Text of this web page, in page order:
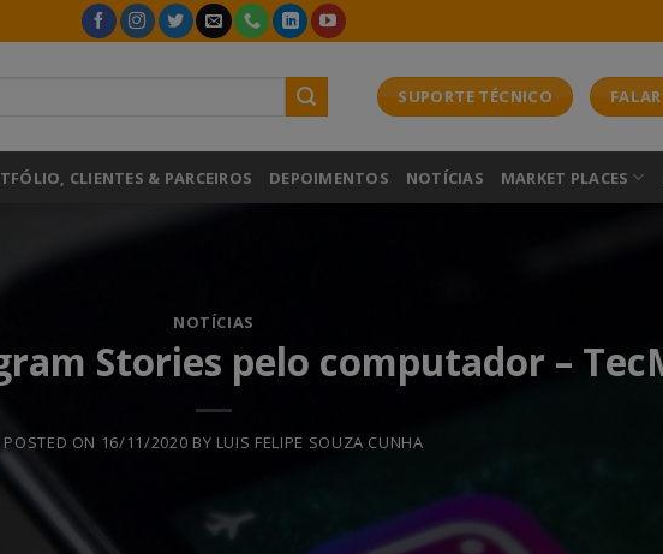
SUPORTE TÉCNICO
CLIENTES & PARCEIROS DEPOIMENTOS NOTÍCIAS MARKET PLACES
NOTÍCIAS
Stories pelo computador –
POSTED ON 16/11/2020 BY LUIS FELIPE SOUZA CUNHA